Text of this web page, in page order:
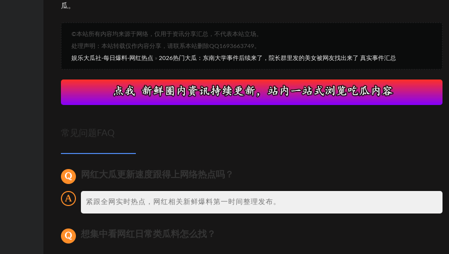
瓜。
©本站所有内容均来源于网络，仅用于资讯分享汇总，不代表本站立场。
处理声明：本站转载仅作内容分享，请联系本站删除QQ1693663749。
娱乐大瓜社-每日爆料-网红热点 » 2026热门大瓜：东南大学事件后续来了，院长群里发的美女被网友找出来了 真实事件汇总
常见问题FAQ
网红大瓜更新速度跟得上网络热点吗？
紧跟全网实时热点，网红相关新鲜爆料第一时间整理发布。
想集中看网红日常类瓜料怎么找？